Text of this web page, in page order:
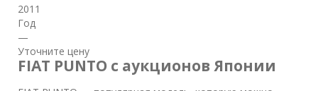
2011
Год
—
Уточните цену
FIAT PUNTO с аукционов Японии